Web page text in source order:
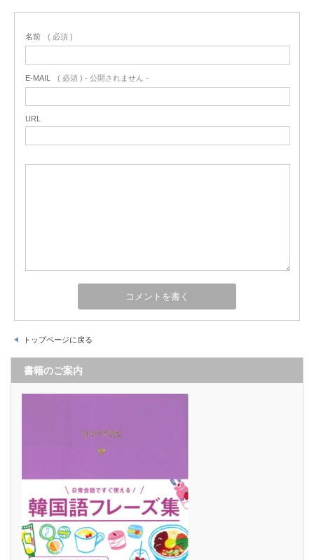
名前 ( 必須 )
E-MAIL ( 必須 ) - 公開されません -
URL
トップページに戻る
書籍のご案内